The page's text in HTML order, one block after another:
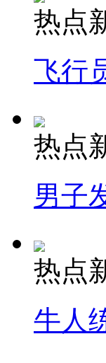
热点
飞行
热点
男子
热点
牛人